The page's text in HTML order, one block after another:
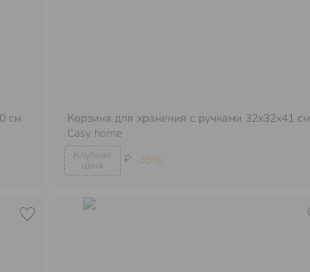
см
₽ -35%
Корзина для хранения с ручками 32х32х41 см
Casy home